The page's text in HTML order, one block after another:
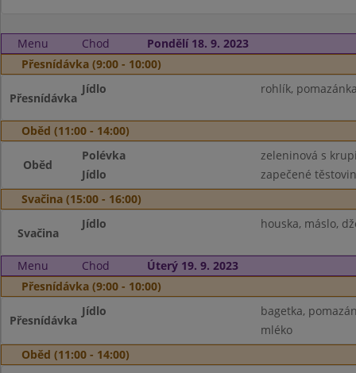
Menu Chod
Pondělí 18. 9. 2023
Přesnídávka (9:00 - 10:00)
Přesnídávka
Jídlo rohlík,
Oběd (11:00 - 14:00)
Oběd
Polévka
zeleninová s
Jídlo
zapečené
Svačina (15:00 - 16:00)
Svačina
Jídlo houska, máslo,
Menu Chod
Úterý 19. 9. 2023
Přesnídávka (9:00 - 10:00)
Přesnídávka
Jídlo
bagetka,
mléko
Oběd (11:00 - 14:00)